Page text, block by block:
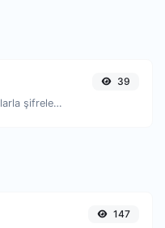
Özel uzunluk ve ayarlarla şifreler oluşturun.
39
147